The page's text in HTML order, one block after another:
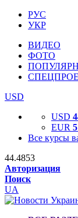
РУС
УКР
ВИДЕО
ФОТО
USD
USD
EUR
Все курсы
44.4853
Авторизация
Поиск
UA